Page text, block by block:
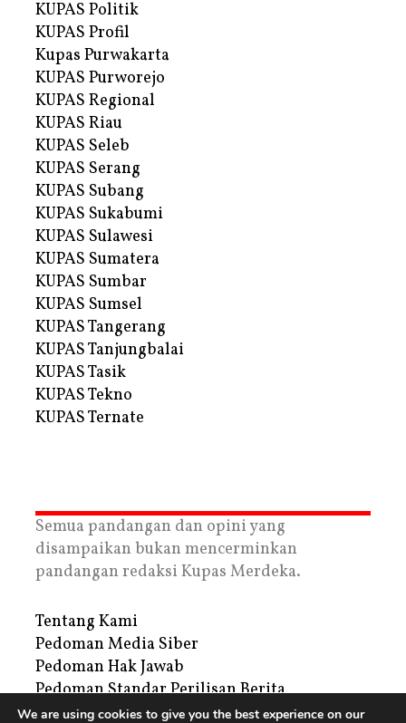
KUPAS Politik
KUPAS Profil
Kupas Purwakarta
KUPAS Purworejo
KUPAS Regional
KUPAS Riau
KUPAS Seleb
KUPAS Serang
KUPAS Subang
KUPAS Sukabumi
KUPAS Sulawesi
KUPAS Sumatera
KUPAS Sumbar
KUPAS Sumsel
KUPAS Tangerang
KUPAS Tanjungbalai
KUPAS Tasik
KUPAS Tekno
KUPAS Ternate
Semua pandangan dan opini yang
disampaikan bukan mencerminkan
pandangan redaksi Kupas Merdeka.
Tentang Kami
Pedoman Media Siber
Pedoman Hak Jawab
Pedoman Standar Perilisan Berita
Privacy Policy
We are using cookies to give you the best experience on our